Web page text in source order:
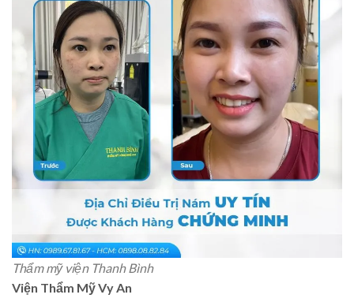
Thẩm mỹ viện Thanh Bình
Viện Thẩm Mỹ Vy An